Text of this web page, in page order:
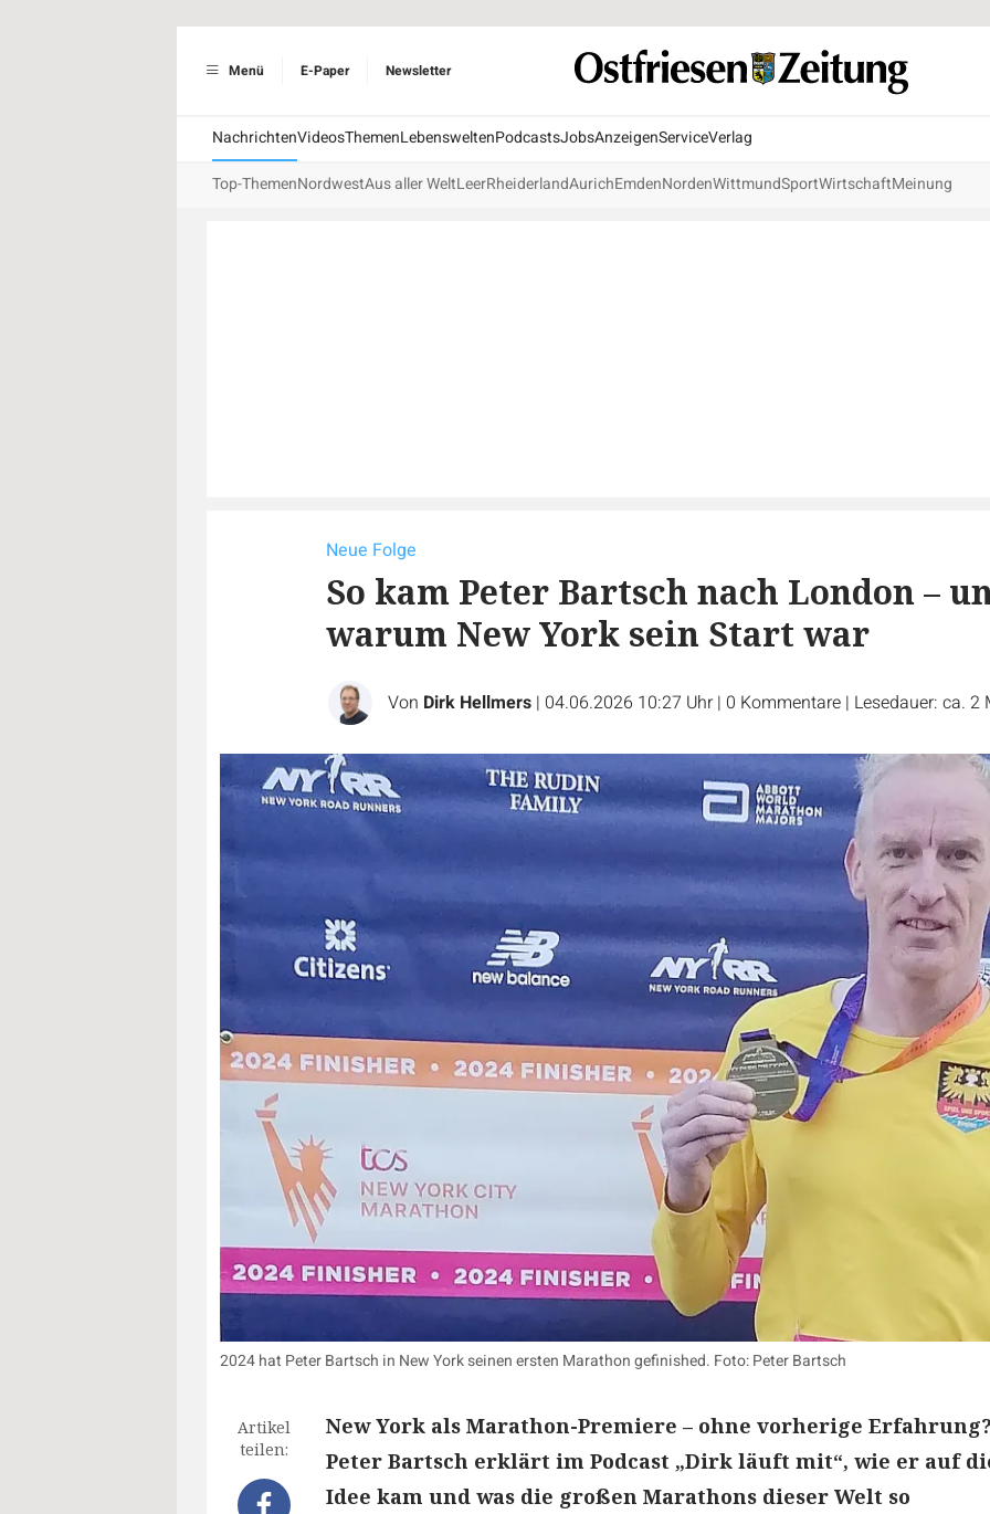
Menü E-Paper Newsletter
NachrichtenVideosThemenLebensweltenPodcastsJobsAnzeigenServiceVerlag
Top-ThemenNordwestAus aller WeltLeerRheiderlandAurichEmdenNordenWittmundSportWirtschaftMeinung
Neue Folge
So kam Peter Bartsch nach London –
warum New York sein Start war
Von Dirk Hellmers | 04.06.2026 10:27 Uhr | 0 Kommentare | Lesedauer: ca. 2
2024 hat Peter Bartsch in New York seinen ersten Marathon gefinished. Foto: Peter Bartsch
Artikel
teilen:
New York als Marathon-Premiere – ohne vorherige
Peter Bartsch erklärt im Podcast „Dirk läuft mit“, wie er auf
Idee kam und was die großen Marathons dieser Welt so